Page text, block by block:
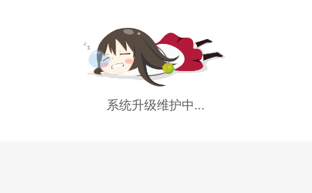
系统升级维护中...